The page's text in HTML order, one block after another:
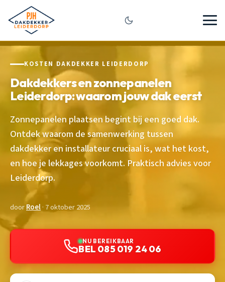
KOSTEN DAKDEKKER LEIDERDORP
Dakdekkers en zonnepanelen
Leiderdorp: waarom jouw dak eerst
Zonnepanelen plaatsen begint bij een goed dak.
Ontdek waarom de samenwerking tussen
dakdekker en installateur cruciaal is, wat het kost,
en hoe je lekkages voorkomt. Praktisch advies voor
Leiderdorp.
doorRoel· 7 oktober 2025
NU BEREIKBAAR
BEL 085 019 24 06